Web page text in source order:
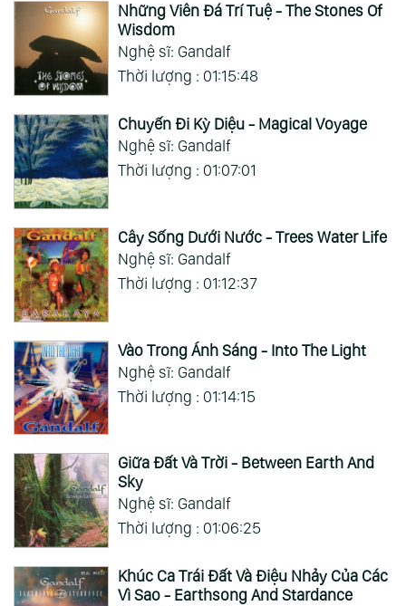
Những Viên Đá Trí Tuệ - The Stones Of
Wisdom
Nghệ sĩ: Gandalf
Thời lượng : 01:15:48
Chuyến Đi Kỳ Diệu - Magical Voyage
Nghệ sĩ: Gandalf
Thời lượng : 01:07:01
Cây Sống Dưới Nước - Trees Water Life
Nghệ sĩ: Gandalf
Thời lượng : 01:12:37
Vào Trong Ánh Sáng - Into The Light
Nghệ sĩ: Gandalf
Thời lượng : 01:14:15
Giữa Đất Và Trời - Between Earth And
Sky
Nghệ sĩ: Gandalf
Thời lượng : 01:06:25
Khúc Ca Trái Đất Và Điệu Nhảy Của Các
Vì Sao - Earthsong And Stardance